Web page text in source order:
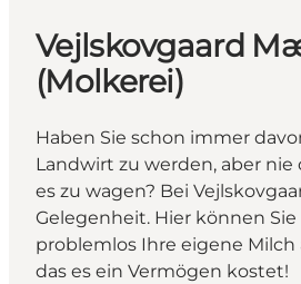
Vejlskovgaard
(Molkerei)
Haben Sie schon immer
Landwirt zu werden, aber
es zu wagen? Bei
Gelegenheit. Hier können
problemlos Ihre eigene Milch
das es ein Vermögen kostet!